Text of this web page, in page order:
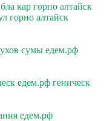
кар горно алтайск
горно алтайск
сумы едем.рф
едем.рф геническ
едем.рф